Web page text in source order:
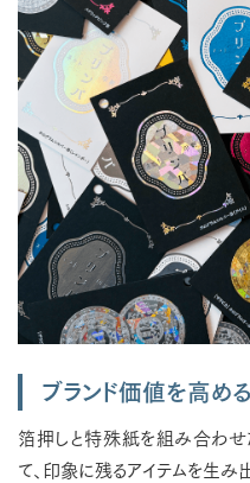
ブランド価値を高め
箔押しと特殊紙を組み合わせ
て、印象に残るアイテムを生み